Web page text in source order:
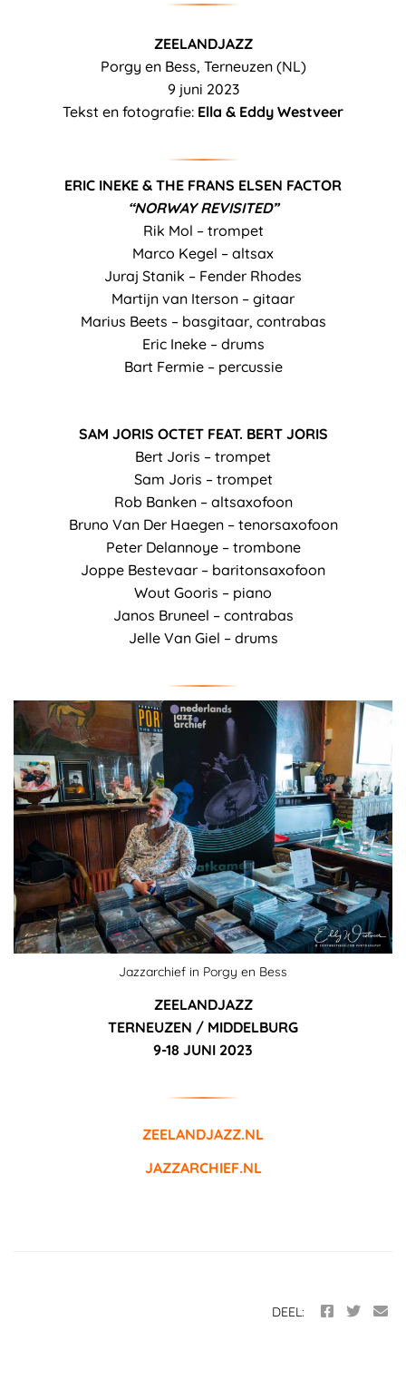
ZEELANDJAZZ
Porgy en Bess, Terneuzen (NL)
9 juni 2023
Tekst en fotografie: Ella & Eddy Westveer
ERIC INEKE & THE FRANS ELSEN FACTOR
“NORWAY REVISITED”
Rik Mol – trompet
Marco Kegel – altsax
Juraj Stanik – Fender Rhodes
Martijn van Iterson – gitaar
Marius Beets – basgitaar, contrabas
Eric Ineke – drums
Bart Fermie – percussie
SAM JORIS OCTET FEAT. BERT JORIS
Bert Joris – trompet
Sam Joris – trompet
Rob Banken – altsaxofoon
Bruno Van Der Haegen – tenorsaxofoon
Peter Delannoye – trombone
Joppe Bestevaar – baritonsaxofoon
Wout Gooris – piano
Janos Bruneel – contrabas
Jelle Van Giel – drums
Jazzarchief in Porgy en Bess
ZEELANDJAZZ
TERNEUZEN / MIDDELBURG
9-18 JUNI 2023
ZEELANDJAZZ.NL
JAZZARCHIEF.NL
DEEL: